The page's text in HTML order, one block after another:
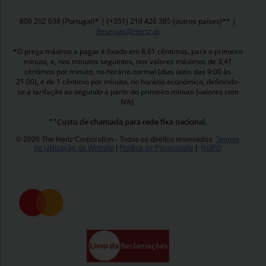
808 202 038 (Portugal)* | (+351) 219 426 385 (outros países)** |
Reservas@Hertz.pt
*O preço máximo a pagar é fixado em 8,61 cêntimos, para o primeiro
minuto, e, nos minutos seguintes, nos valores máximos de 3,41
cêntimos por minuto, no horário normal (dias úteis das 9:00 às
21:00), e de 1 cêntimo por minuto, no horário económico, definindo-
se a tarifação ao segundo a partir do primeiro minuto (valores com
IVA).
**Custo de chamada para rede fixa nacional.
© 2026 The Hertz Corporation - Todos os direitos reservados. Termos
de Utilização do Website
Política de Privacidade RGPD